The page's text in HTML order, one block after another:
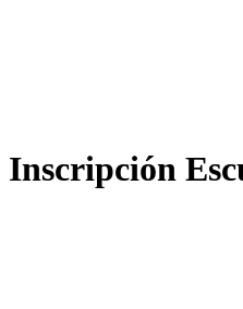
Inscripción